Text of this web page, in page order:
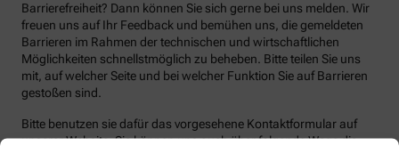
Barrierefreiheit? Dann können Sie sich gerne bei uns melden. Wir
freuen uns auf Ihr Feedback und bemühen uns, die gemeldeten
Barrieren im Rahmen der technischen und wirtschaftlichen
Möglichkeiten schnellstmöglich zu beheben. Bitte teilen Sie uns
mit, auf welcher Seite und bei welcher Funktion Sie auf Barrieren
gestoßen sind.
Bitte benutzen sie dafür das vorgesehene Kontaktformular auf
unserer Website. Sie können uns auch über folgende Wege die